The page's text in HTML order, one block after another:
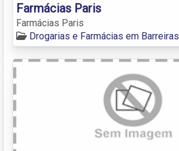
Farmácias Paris
Farmácias Paris
Drogarias e Farmácias em Barreiras